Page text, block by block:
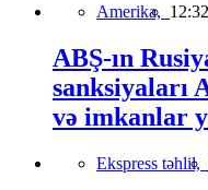
Amerika, 12:32
ABŞ-ın
sanksiyaları
və imkanlar
Ekspress təhlil,